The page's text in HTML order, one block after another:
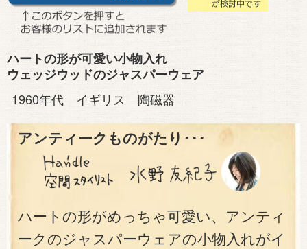
ハートの形が可愛い小物入れ
ウェッジウッドのジャスパーウェア
1960年代 イギリス 陶磁器
アンティークものがたり･･･
ハートの形がめっちゃ可愛い、アンティ
ークのジャスパーウェアの小物入れがイ